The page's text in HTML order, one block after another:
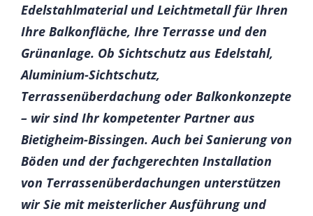
Edelstahlmaterial und Leichtmetall für Ihren
Ihre Balkonfläche, Ihre Terrasse und den
Grünanlage. Ob Sichtschutz aus Edelstahl,
Aluminium-Sichtschutz,
Terrassenüberdachung oder Balkonkonzepte
– wir sind Ihr kompetenter Partner aus
Bietigheim-Bissingen. Auch bei Sanierung von
Böden und der fachgerechten Installation
von Terrassenüberdachungen unterstützen
wir Sie mit meisterlicher Ausführung und